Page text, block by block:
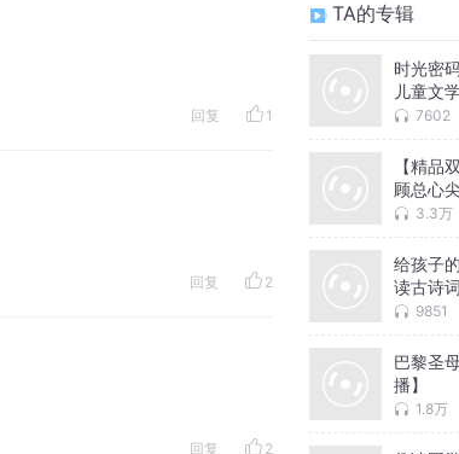
回复 1
回复 2
回复 2
TA的专辑
时光密
儿童文
7602
【精品
顾总心
3.3万
给孩子
读古诗词
9851
巴黎圣
播】
1.8万